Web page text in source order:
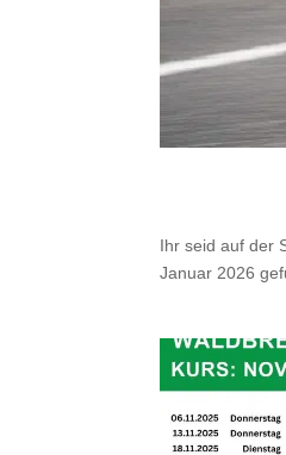
Ihr seid auf der
Januar 2026